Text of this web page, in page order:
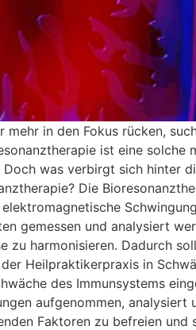
in den Fokus rücken,
ist eine solche
was verbirgt sich hinter
Die
gemessen und analysiert
harmonisieren. Dadurch
Heilpraktikerpraxis in
des Immunsystems
aufgenommen,
Faktoren zu befreien